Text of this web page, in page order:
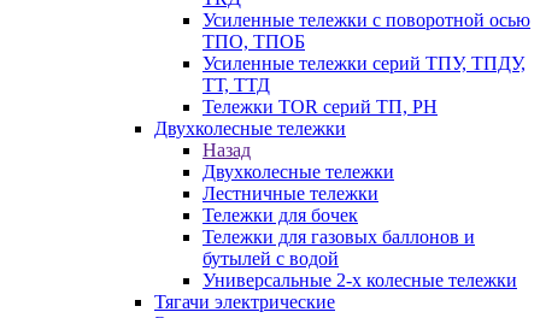
Усиленные тележки с поворотной осью
ТПО, ТПОБ
Усиленные тележки серий ТПУ, ТПДУ,
ТТ, ТТД
Тележки TOR серий ТП, PH
Двухколесные тележки
Назад
Двухколесные тележки
Лестничные тележки
Тележки для бочек
Тележки для газовых баллонов и
бутылей с водой
Универсальные 2-х колесные тележки
Тягачи электрические